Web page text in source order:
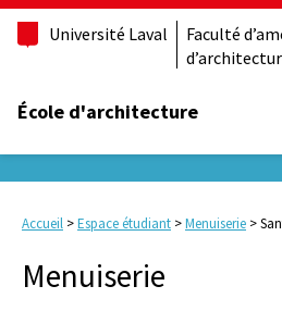
Université Laval
Faculté
École d'architecture
Accueil >Espace étudiant >Menuiserie >
Menuiserie